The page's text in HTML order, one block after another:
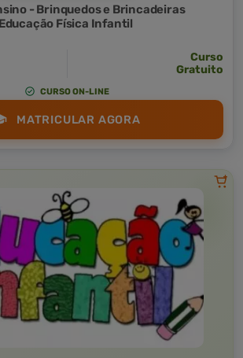
- Brinquedos e Brincadeiras
Física Infantil
Curso
Gratuito
CURSO ON-LINE
MATRICULAR AGORA